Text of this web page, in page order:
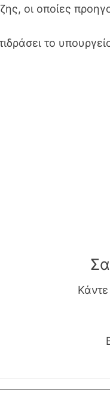
οι οποίες
το